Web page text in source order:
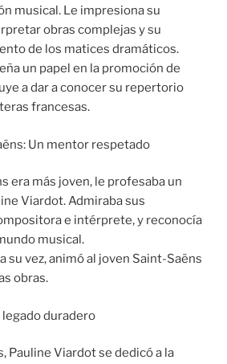
musical. Le impresiona su
obras complejas y su
de los matices dramáticos.
un papel en la promoción de
a dar a conocer su repertorio
francesas.
Un mentor respetado
era más joven, le profesaba un
Viardot. Admiraba sus
e intérprete, y reconocía
musical.
su vez, animó al joven Saint-Saëns
obras.
legado duradero
Pauline Viardot se dedicó a la